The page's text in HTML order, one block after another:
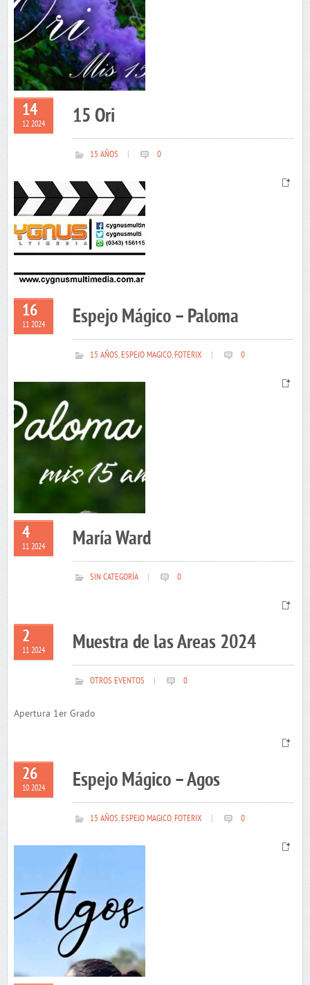
14
12 2024 15 Ori
15 AÑOS 0
16
11 2024 Espejo Mágico – Paloma
15 AÑOS,ESPEJO MAGICO,FOTERIX 0
4
11 2024 María Ward
SIN CATEGORÍA 0
2
11 2024 Muestra de las Areas 2024
OTROS EVENTOS 0
Apertura 1er Grado
26
10 2024 Espejo Mágico – Agos
15 AÑOS,ESPEJO MAGICO,FOTERIX 0